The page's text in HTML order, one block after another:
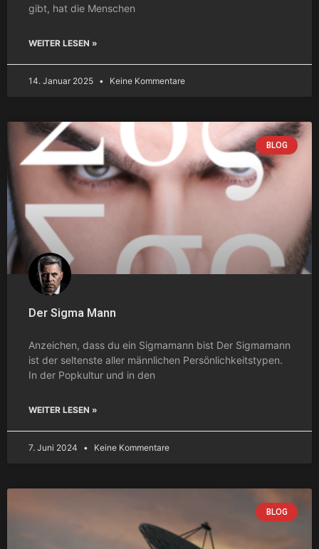
gibt, hat die Menschen
WEITER LESEN »
14. Januar 2025 Keine Kommentare
BLOG
Der Sigma Mann
Anzeichen, dass du ein Sigmamann bist Der Sigmamann
ist der seltenste aller männlichen Persönlichkeitstypen.
In der Popkultur und in den
WEITER LESEN »
7. Juni 2024 Keine Kommentare
BLOG